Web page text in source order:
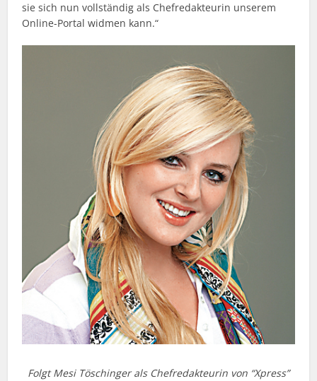
sie sich nun vollständig als Chefredakteurin unserem
Online-Portal widmen kann.“
Folgt Mesi Töschinger als Chefredakteurin von “Xpress”